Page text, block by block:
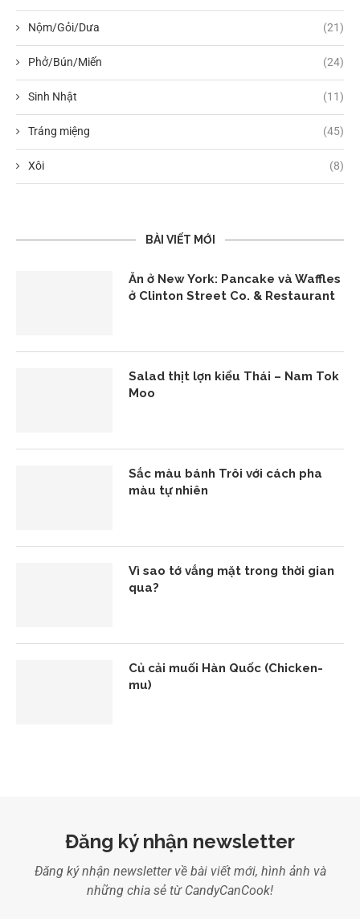
Nộm/Gỏi/Dưa (21)
Phở/Bún/Miến (24)
Sinh Nhật (11)
Tráng miệng (45)
Xôi (8)
BÀI VIẾT MỚI
Ăn ở New York: Pancake và Waffles
ở Clinton Street Co. & Restaurant
Salad thịt lợn kiểu Thái – Nam Tok
Moo
Sắc màu bánh Trôi với cách pha
màu tự nhiên
Vì sao tớ vắng mặt trong thời gian
qua?
Củ cải muối Hàn Quốc (Chicken-
mu)
Đăng ký nhận newsletter
Đăng ký nhận newsletter về bài viết mới, hình ảnh và
những chia sẻ từ CandyCanCook!